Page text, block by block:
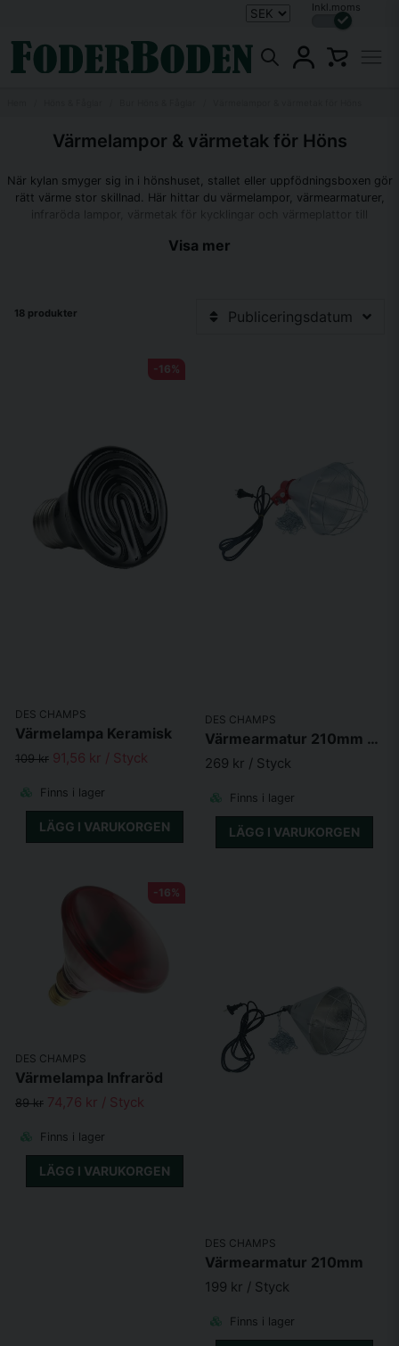
Inkl.moms
Värmelampor & värmetak för Höns
När kylan smyger sig in i hönshuset, stallet eller uppfödningsboxen gör
rätt värme stor skillnad. Här hittar du värmelampor, värmearmaturer,
trygg och behaglig temperatur.
reptiler, fjäderfä, lamm, killingar, kalvar, smågrisar och andra djur som
Visa mer
18 produkter Publiceringsdatum
DES CHAMPS
Värmelampa Keramisk
109 kr 91,56 kr / Styck
Finns i lager
LÄGG I VARUKORGEN
-16%
DES CHAMPS
Värmearmatur 210mm 200 - 500W med energisparknapp
269 kr / Styck
Finns i lager
LÄGG I VARUKORGEN
DES CHAMPS
Värmelampa Infraröd
89 kr 74,76 kr / Styck
Finns i lager
LÄGG I VARUKORGEN
-16%
DES CHAMPS
Värmearmatur 210mm
199 kr / Styck
Finns i lager